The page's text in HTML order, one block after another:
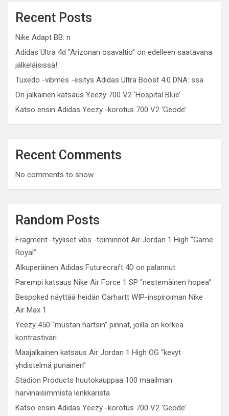
Recent Posts
Nike Adapt BB: n
Adidas Ultra 4d “Arizonan osavaltio” on edelleen saatavana
jälkeläisissä!
Tuxedo -vibmes -esitys Adidas Ultra Boost 4.0 DNA: ssa
On jalkainen katsaus Yeezy 700 V2 ‘Hospital Blue’
Katso ensin Adidas Yeezy -korotus 700 V2 ‘Geode’
Recent Comments
No comments to show.
Random Posts
Fragment -tyyliset vibs -toiminnot Air Jordan 1 High “Game
Royal”
Alkuperäinen Adidas Futurecraft 4D on palannut
Parempi katsaus Nike Air Force 1 SP “nestemäinen hopea”
Bespoked näyttää heidän Carhartt WIP-inspiroiman Nike
Air Max 1
Yeezy 450 “mustan hartsin” pinnat, joilla on korkea
kontrastiväri
Maajalkainen katsaus Air Jordan 1 High OG “kevyt
yhdistelmä punainen”
Stadion Products huutokauppaa 100 maailman
harvinaisimmista lenkkarista
Katso ensin Adidas Yeezy -korotus 700 V2 ‘Geode’